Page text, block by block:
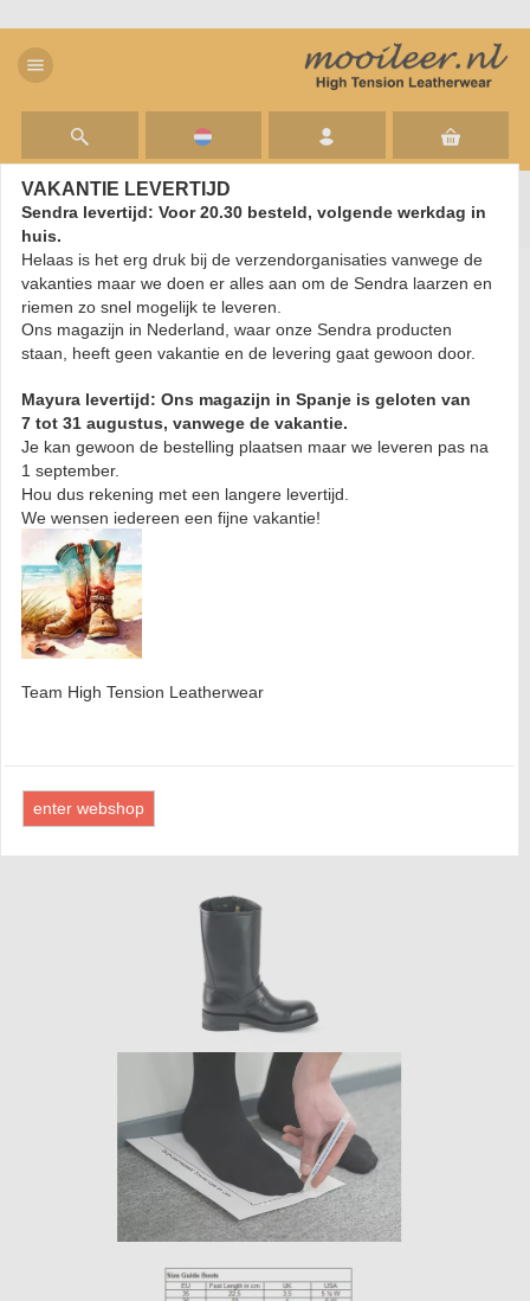
menu
thumb_up DIRECT ADVIES? bel 06 26 39 22 08
check Sendra: Voor 20.30 uur besteld, volgende werkdag in huis
check Mayura: 5-10 werkdagen levertijd
Laarzen/
Mayura Boots 1590 Zwart/ Biker
Motorlaarzen Heren Ronde Stalen
Neus Anti Slip Zool Echt leer
VAKANTIE LEVERTIJD
Sendra levertijd: Voor 20.30 besteld, volgende werkdag in
huis.
Helaas is het erg druk bij de verzendorganisaties vanwege de
vakanties maar we doen er alles aan om de Sendra laarzen en
riemen zo snel mogelijk te leveren.
Ons magazijn in Nederland, waar onze Sendra producten
staan, heeft geen vakantie en de levering gaat gewoon door.
Mayura levertijd: Ons magazijn in Spanje is geloten van
7 tot 31 augustus, vanwege de vakantie.
Je kan gewoon de bestelling plaatsen maar we leveren pas na
1 september.
Hou dus rekening met een langere levertijd.
We wensen iedereen een fijne vakantie!
Team High Tension Leatherwear
enter webshop